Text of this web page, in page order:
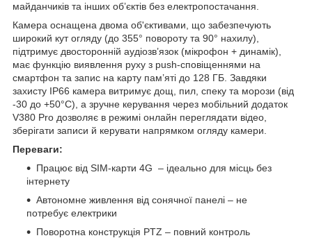
майданчиків та інших об’єктів без електропостачання.
Камера оснащена двома об'єктивами, що забезпечують
широкий кут огляду (до 355° повороту та 90° нахилу),
підтримує двосторонній аудіозв’язок (мікрофон + динамік),
має функцію виявлення руху з push-сповіщеннями на
смартфон та запис на карту пам’яті до 128 ГБ. Завдяки
захисту IP66 камера витримує дощ, пил, спеку та морози (від
-30 до +50°C), а зручне керування через мобільний додаток
V380 Pro дозволяє в режимі онлайн переглядати відео,
зберігати записи й керувати напрямком огляду камери.
Переваги:
Працює від SIM-карти 4G – ідеально для місць без
інтернету
Автономне живлення від сонячної панелі – не
потребує електрики
Поворотна конструкція PTZ – повний контроль